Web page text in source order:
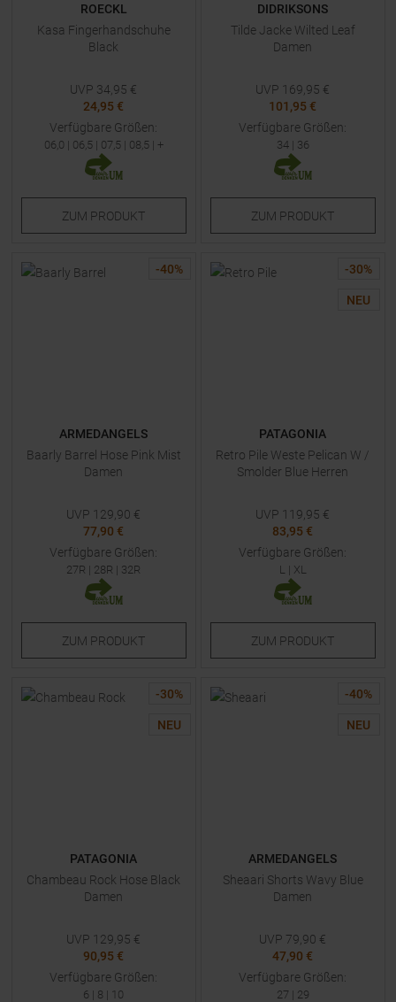
ROECKL
Kasa Fingerhandschuhe
Black
UVP 34,95 €
24,95 €
Verfügbare Größen:
06,0 | 06,5 | 07,5 | 08,5 | +
ZUM PRODUKT
DIDRIKSONS
Tilde Jacke Wilted Leaf
Damen
UVP 169,95 €
101,95 €
Verfügbare Größen:
34| 36
ZUM PRODUKT
-40%
ARMEDANGELS
Baarly Barrel Hose Pink Mist
Damen
UVP 129,90 €
77,90 €
Verfügbare Größen:
27R | 28R | 32R
ZUM PRODUKT
-30%
NEU
PATAGONIA
Retro Pile Weste Pelican W /
Smolder Blue Herren
UVP 119,95 €
83,95 €
Verfügbare Größen:
L | XL
ZUM PRODUKT
-30%
NEU
PATAGONIA
Chambeau Rock Hose Black
Damen
UVP 129,95 €
90,95 €
Verfügbare Größen:
6 | 8 | 10
-40%
NEU
ARMEDANGELS
Sheaari Shorts Wavy Blue
Damen
UVP 79,90 €
47,90 €
Verfügbare Größen:
27 | 29